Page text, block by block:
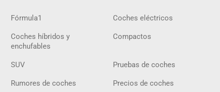
Fórmula1 Coches eléctricos
Coches híbridos y
enchufables
Compactos
SUV Pruebas de coches
Rumores de coches Precios de coches